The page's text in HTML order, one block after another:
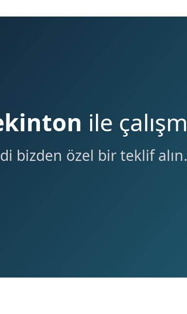
ile
bizden özel bir teklif alın.